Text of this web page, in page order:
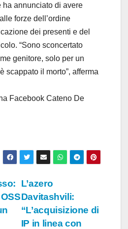
ha annunciato di avere
forze dell’ordine
dei presenti e del
“Sono sconcertato
genitore, solo per un
scappato il morto”, afferma
Facebook Cateno De
L’azero
Davitashvili:
“L’acquisizione di
IP in linea con